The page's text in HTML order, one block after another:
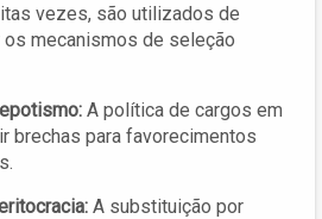
vezes, são utilizados de
os mecanismos de seleção
A política de cargos em
brechas para favorecimentos
A substituição por